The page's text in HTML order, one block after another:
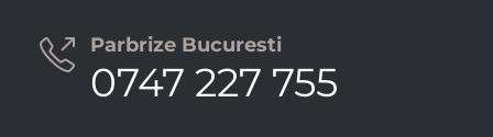
 Parbrize Bucuresti
0747 227 755